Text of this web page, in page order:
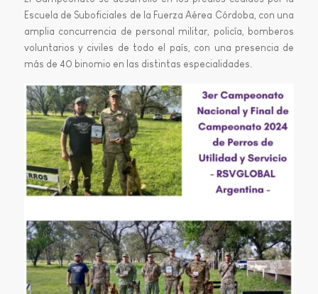
Escuela de Suboficiales de la Fuerza Aérea Córdoba, con una
amplia concurrencia de personal militar, policía, bomberos
voluntarios y civiles de todo el país, con una presencia de
más de 40 binomio en las distintas especialidades.